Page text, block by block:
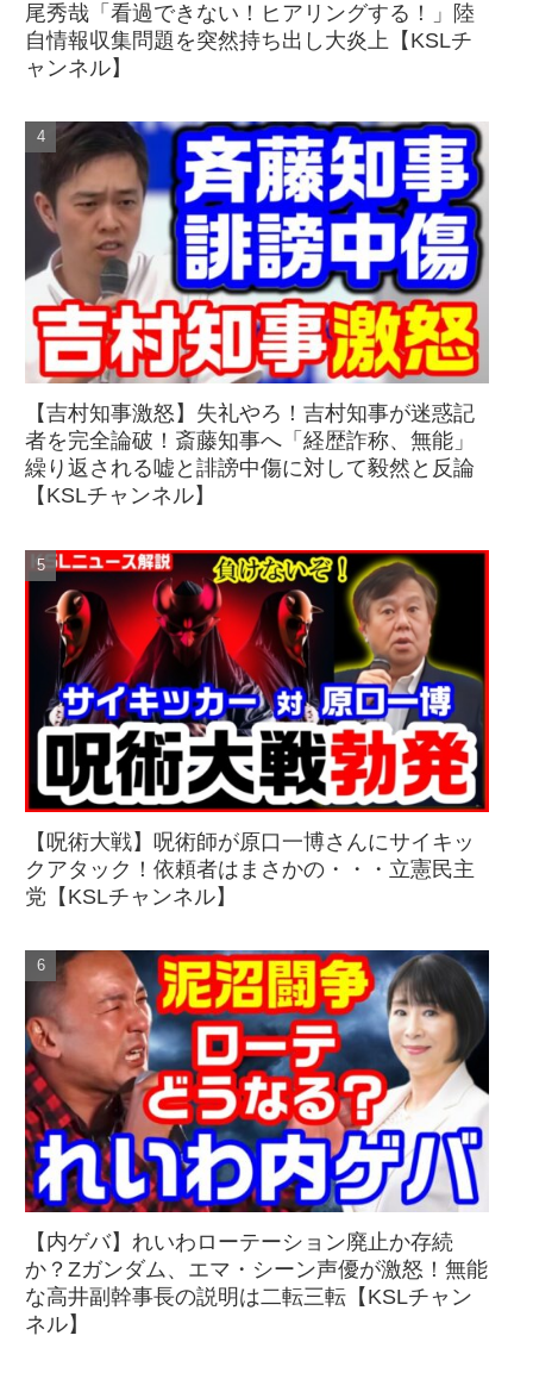
尾秀哉「看過できない！ヒアリングする！」陸
自情報収集問題を突然持ち出し大炎上【KSLチ
ャンネル】
【吉村知事激怒】失礼やろ！吉村知事が迷惑記
者を完全論破！斎藤知事へ「経歴詐称、無能」
繰り返される嘘と誹謗中傷に対して毅然と反論
【KSLチャンネル】
【呪術大戦】呪術師が原口一博さんにサイキッ
クアタック！依頼者はまさかの・・・立憲民主
党【KSLチャンネル】
【内ゲバ】れいわローテーション廃止か存続
か？Zガンダム、エマ・シーン声優が激怒！無能
な高井副幹事長の説明は二転三転【KSLチャン
ネル】